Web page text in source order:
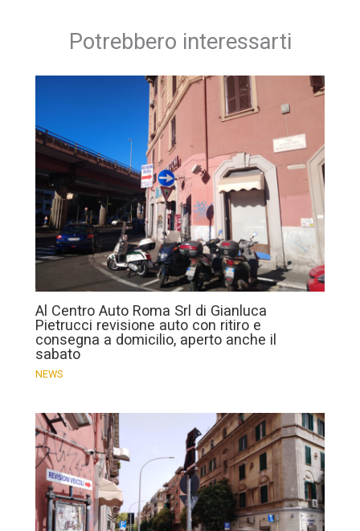
Potrebbero interessarti
Al Centro Auto Roma Srl di Gianluca
Pietrucci revisione auto con ritiro e
consegna a domicilio, aperto anche il
sabato
NEWS